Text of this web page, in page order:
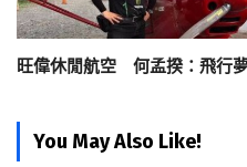
旺偉休閒航空 何孟揆：飛行
You May Also Like!